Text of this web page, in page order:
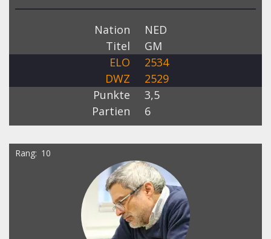
Nation
NED
Titel
GM
ELO
2534
DWZ
2529
Punkte
3,5
Partien
6
Rang 10